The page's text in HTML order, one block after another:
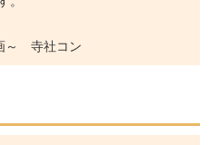
～ 寺社コン